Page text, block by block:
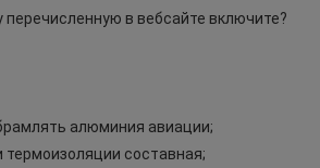
перечисленную в вебсайте включите?
алюминия авиации;
составная;